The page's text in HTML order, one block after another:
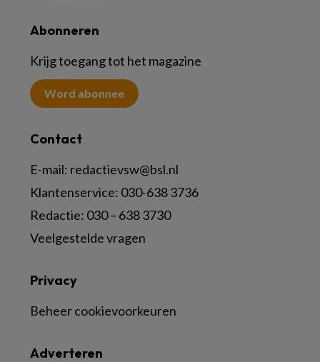
Abonneren
Krijg toegang tot het magazine
Word abonnee
Contact
E-mail: redactievsw@bsl.nl
Klantenservice: 030-638 3736
Redactie: 030 – 638 3730
Veelgestelde vragen
Adverteren
Privacy
Beheer cookievoorkeuren